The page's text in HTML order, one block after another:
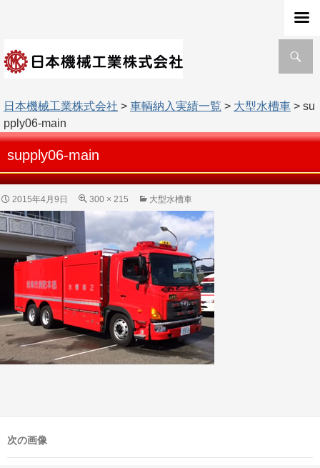
索
日本機械工業株式会社 > 車輌納入実績一覧 > 大型水槽車 > su
pply06-main
supply06-main
2015年4月9日 300 × 215 大型水槽車
次の画像